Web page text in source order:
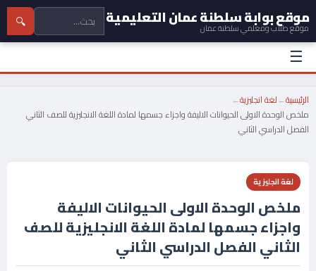
موقع بوابة سلطنة عمان التعليمية
موقع طلاب ومعلمي سلطنة عمان 🔍
☰
الرئيسية←لغة انجليزية←
ملخص الوحدة الاولى الحيوانات الاليفة واجزاء جسمها لمادة اللغة الانجليزية للصف الثاني
الفصل الدراسي الثاني
لغة انجليزية
ملخص الوحدة الاولى الحيوانات الاليفة
واجزاء جسمها لمادة اللغة الانجليزية للصف
الثاني الفصل الدراسي الثاني